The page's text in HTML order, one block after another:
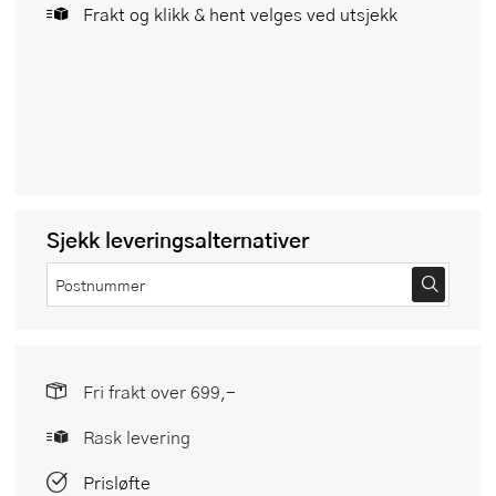
Frakt og klikk & hent velges ved utsjekk
Sjekk leveringsalternativer
Fri frakt over 699,-
Rask levering
Prisløfte